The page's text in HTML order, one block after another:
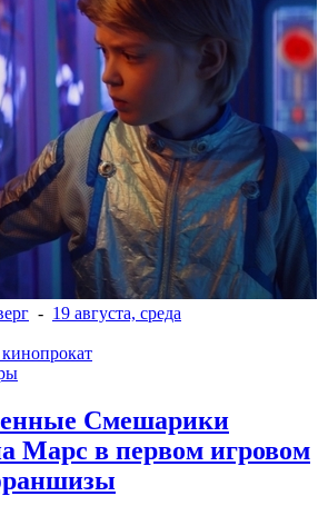
- 19 августа, среда
Смешарики
Марс в первом игровом